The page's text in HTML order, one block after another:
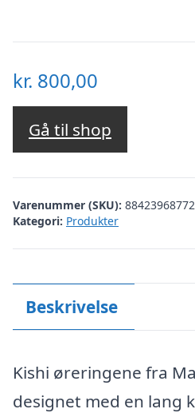
kr. 800,00
Gå til shop
Varenummer (SKU):
Kategori: Produkter
Beskrivelse
Kishi øreringene fra
designet med en lang